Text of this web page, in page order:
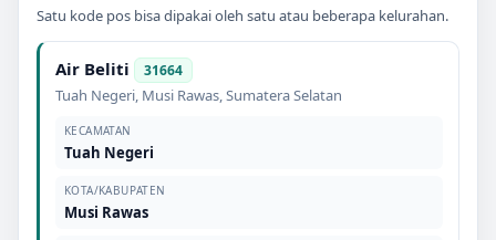
Satu kode pos bisa dipakai oleh satu atau beberapa kelurahan.
Air Beliti 31664
Tuah Negeri, Musi Rawas,Sumatera Selatan
KECAMATAN
Tuah Negeri
KOTA/KABUPATEN
Musi Rawas